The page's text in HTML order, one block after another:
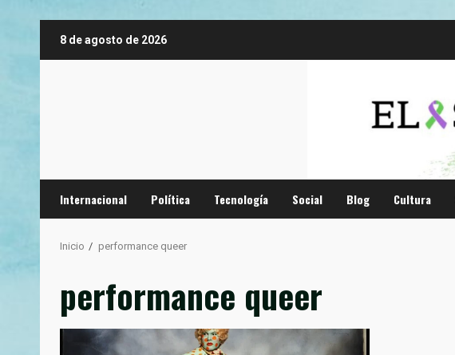
8 de agosto de 2026
Internacional Política Tecnología Social Blog Cultura
Inicio performance queer
performance queer